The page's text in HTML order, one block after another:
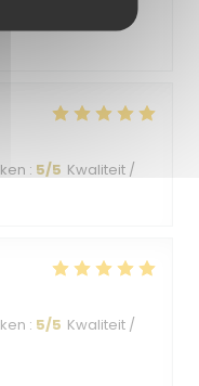
Kwaliteit /
: 5/5 Kwaliteit /
: 5/5 Kwaliteit /